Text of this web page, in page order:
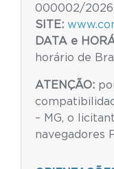
000002/2026
SITE:
DATA e
horário de
ATENÇÃO:
– MG, o
navegadores